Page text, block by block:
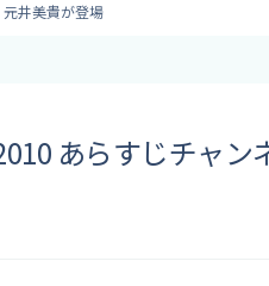
元井美貴が登場
あらすじチャ